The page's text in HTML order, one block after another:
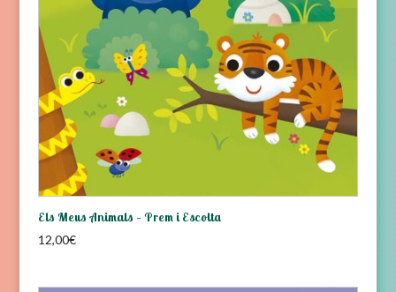
Els Meus Animals – Prem i Escolta
12,00€